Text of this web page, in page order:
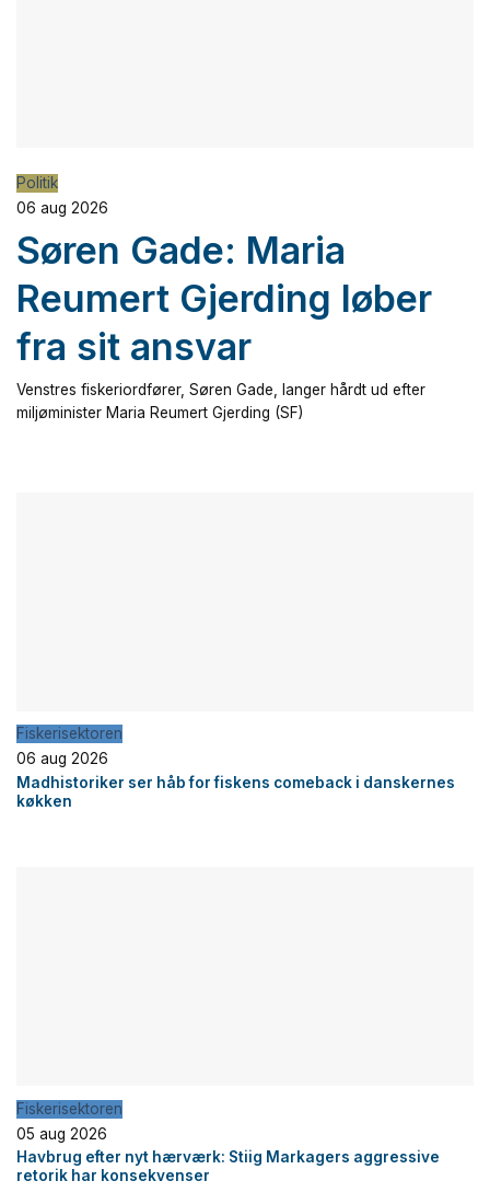
Politik
06 aug 2026
Søren Gade: Maria
Reumert Gjerding løber
fra sit ansvar
Venstres fiskeriordfører, Søren Gade, langer hårdt ud efter
miljøminister Maria Reumert Gjerding (SF)
Fiskerisektoren
06 aug 2026
Madhistoriker ser håb for fiskens comeback i danskernes
køkken
Fiskerisektoren
05 aug 2026
Havbrug efter nyt hærværk: Stiig Markagers aggressive
retorik har konsekvenser